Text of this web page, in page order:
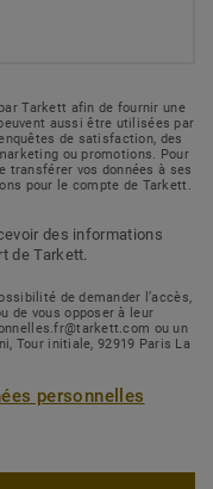
Tarkett afin de fournir une
aussi être utilisées par
de satisfaction, des
ou promotions. Pour
transférer vos données à ses
pour le compte de Tarkett.
des informations
de Tarkett.
de demander l’accès,
de vous opposer à leur
ou un
Tour initiale, 92919 Paris La
personnelles